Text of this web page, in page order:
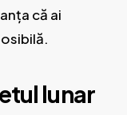
că ai
lunar